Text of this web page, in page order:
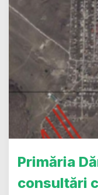
Primăria
consultări